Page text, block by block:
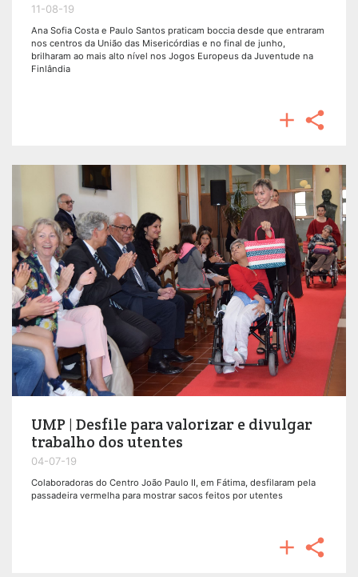
11-08-19
Ana Sofia Costa e Paulo Santos praticam boccia desde que entraram
nos centros da União das Misericórdias e no final de junho,
brilharam ao mais alto nível nos Jogos Europeus da Juventude na
Finlândia
 
UMP | Desfile para valorizar e divulgar
trabalho dos utentes
04-07-19
Colaboradoras do Centro João Paulo II, em Fátima, desfilaram pela
passadeira vermelha para mostrar sacos feitos por utentes
 